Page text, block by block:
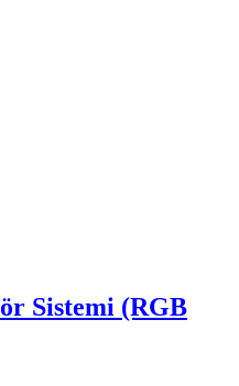
Sistemi (RGB